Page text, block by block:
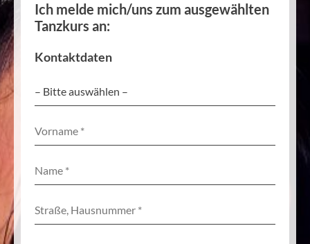
Ich melde mich/uns zum ausgewählten
Tanzkurs an:
Kontaktdaten